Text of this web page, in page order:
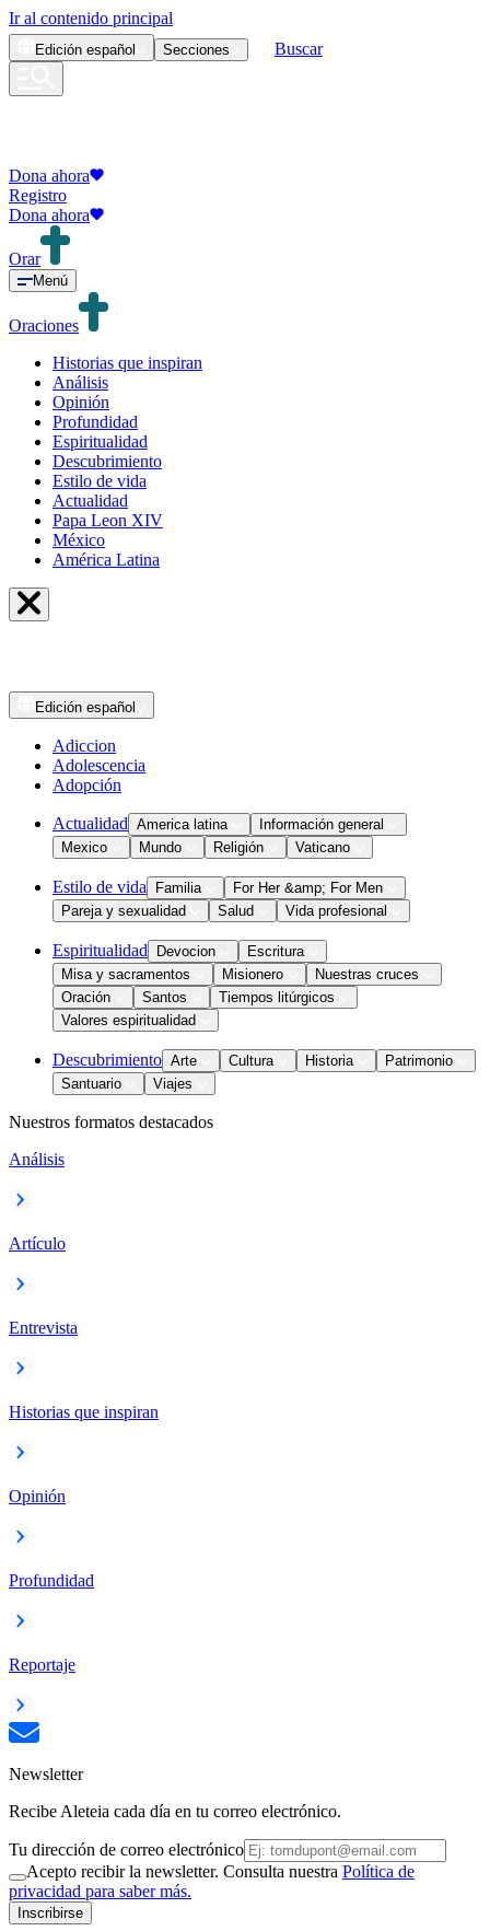
Ir al contenido principal
Edición español Secciones Buscar
Dona ahora
Registro
Dona ahora
Orar
Menú
Oraciones
Historias que inspiran
Análisis
Opinión
Profundidad
Espiritualidad
Descubrimiento
Estilo de vida
Actualidad
Papa Leon XIV
México
América Latina
Edición español
Adiccion
Adolescencia
Adopción
Actualidad America latina
Información general
Mexico
Mundo Religión Vaticano
Estilo de vida Familia
For Her &amp; For Men
Pareja y sexualidad
Salud Vida profesional
Espiritualidad Devocion
Escritura
Misa y sacramentos
Misionero
Nuestras cruces
Oración
Santos
Tiempos litúrgicos
Valores espiritualidad
Descubrimiento Arte Cultura Historia
Patrimonio
Santuario
Viajes
Nuestros formatos destacados
Análisis
Artículo
Entrevista
Historias que inspiran
Opinión
Profundidad
Reportaje
Newsletter
Recibe Aleteia cada día en tu correo electrónico.
Tu dirección de correo electrónico
Acepto recibir la newsletter. Consulta nuestra Política de
privacidad para saber más.
Inscribirse